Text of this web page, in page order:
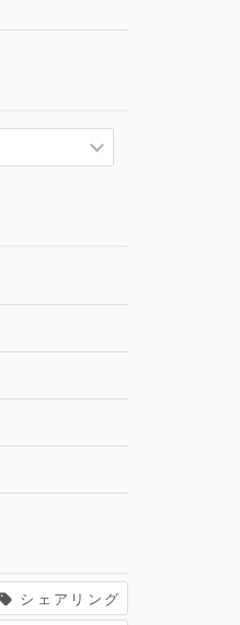
シェアリング